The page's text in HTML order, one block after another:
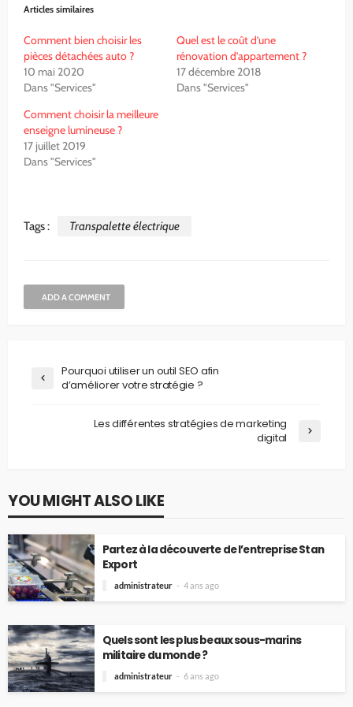
Articles similaires
Comment bien choisir les
pièces détachées auto ?
10 mai 2020
Dans "Services"
Quel est le coût d’une
rénovation d’appartement ?
17 décembre 2018
Dans "Services"
Comment choisir la meilleure
enseigne lumineuse ?
17 juillet 2019
Dans "Services"
Tags : Transpalette électrique
ADD A COMMENT
Pourquoi utiliser un outil SEO afin
d’améliorer votre stratégie ?
Les différentes stratégies de marketing
digital
YOU MIGHT ALSO LIKE
Partez à la découverte de l’entreprise Stan
Export
administrateur 4 ans ago
Quels sont les plus beaux sous-marins
militaire du monde ?
administrateur 6 ans ago